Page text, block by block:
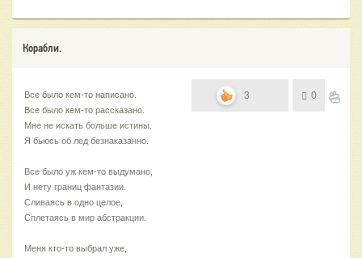
Корабли.
Все было кем-то написано.
Все было кем-то рассказано.
Мне не искать больше истины.
Я бьюсь об лед безнаказанно.
Все было уж кем-то выдумано,
И нету границ фантазии.
Сливаясь в одно целое,
Сплетаясь в мир абстракции.
Меня кто-то выбрал уже,
3 0